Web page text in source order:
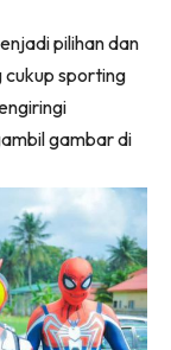
pilihan dan
sporting
gambar di